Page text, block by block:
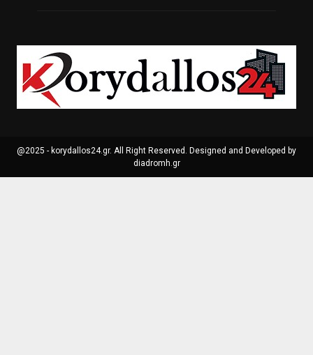
@2025 - korydallos24.gr. All Right Reserved. Designed and Developed by
diadromh.gr